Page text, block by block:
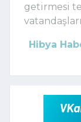
getirmesi
Hibya